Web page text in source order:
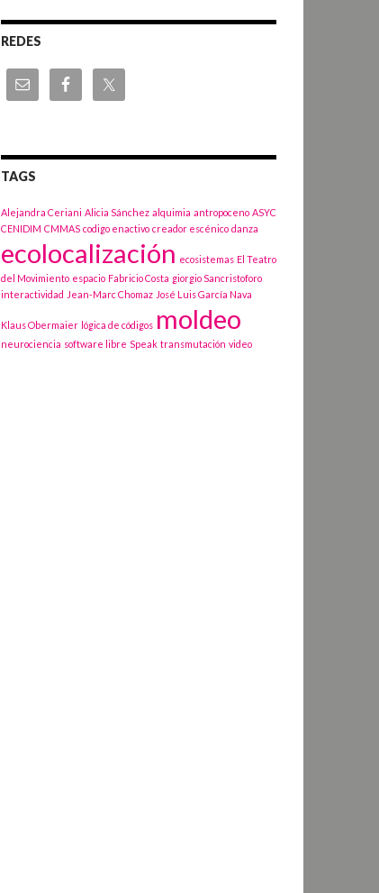
REDES
TAGS
Alejandra Ceriani Alicia Sánchez alquimia antropoceno ASYC
CENIDIM CMMAS codigo enactivo creador escénico danza
ecolocalización ecosistemas El Teatro
del Movimiento espacio Fabricio Costa giorgio Sancristoforo
interactividad Jean-Marc Chomaz José Luis García Nava
Klaus Obermaier lógica de códigos moldeo
neurociencia software libre Speak transmutación video